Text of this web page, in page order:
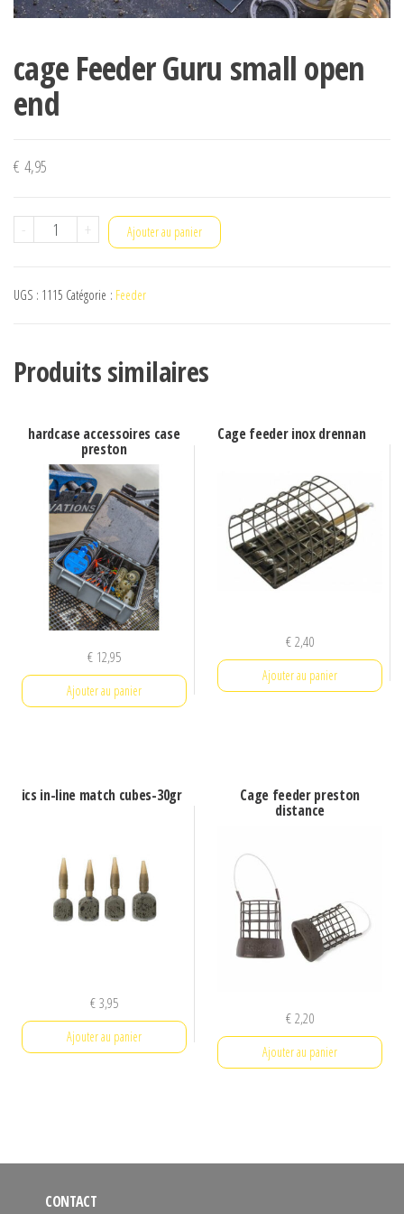
cage Feeder Guru small open
end
€ 4,95
-
quantité
Feeder
open
+ Ajouter au panier
UGS : 1115 Catégorie : Feeder
Produits similaires
hardcase accessoires case
preston
€12,95
Ajouter au panier
Cage feeder inox drennan
€2,40
Ajouter au panier
ics in-line match cubes-30gr
€3,95
Ajouter au panier
Cage feeder preston
distance
€2,20
Ajouter au panier
CONTACT